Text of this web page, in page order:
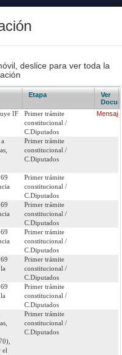
93
62
15
a la Marina
para fomentar la
mercado del cabotaje
Urgencia
Actual:
Sin urgencia
Iniciativa:
Refundido:
deslice para ver toda la
Etapa
Ver
IF
Primer trámite
constitucional /
C.Diputados
Primer trámite
constitucional /
C.Diputados
Primer trámite
constitucional /
C.Diputados
Primer trámite
constitucional /
C.Diputados
Primer trámite
constitucional /
C.Diputados
Primer trámite
constitucional /
C.Diputados
Primer trámite
constitucional /
C.Diputados
el
Primer trámite
constitucional /
C.Diputados